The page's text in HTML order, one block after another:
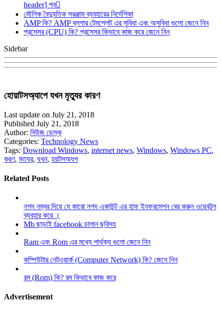
header] পব
মৌলিক বৈদ্যুতিক সরঞ্জাম ব্যবহারের নির্দেশিকা
AMP কি? AMP ব্লগার টেমপ্লেট এর সুবিধা এবং অসুবিধা গুলো জেনে নিন
প্রসেসর (CPU) কি? প্রসেসর কিভাবে কাজ করে জেনে নিন
Sidebar
হোয়াটসঅ্যাপে যখন মৃত্যুর কারণ
Last update on July 21, 2018
Published July 21, 2018
Author: নিউজ ডেস্ক
Categories: Technology News
Tags: Download Windows, internet news, Windows, Windows PC,
করণ, মতযর, যখন, হয়টসঅযপ
Related Posts
নগদ নম্বর দিয়ে যে কারো নগদ একাউন্ট এর হাফ ইনফরমেশন বের করুন ওয়েবটুল
ব্যবহার করে ।
Mb ছাড়াই facebook চালান ছবিসহ
Ram এবং Rom এর মধ্যে পার্থক্য গুলো জেনে নিন
কম্পিউটার নেটওয়ার্ক (Computer Network) কি? জেনে নিন
রম (Rom) কি? রম কিভাবে কাজ করে
Advertisement